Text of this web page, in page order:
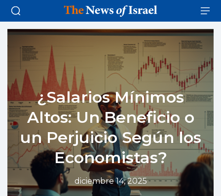
¿Salarios Mínimos
Altos: Un Beneficio o
un Perjuicio Según los
Economistas?
diciembre 14, 2025